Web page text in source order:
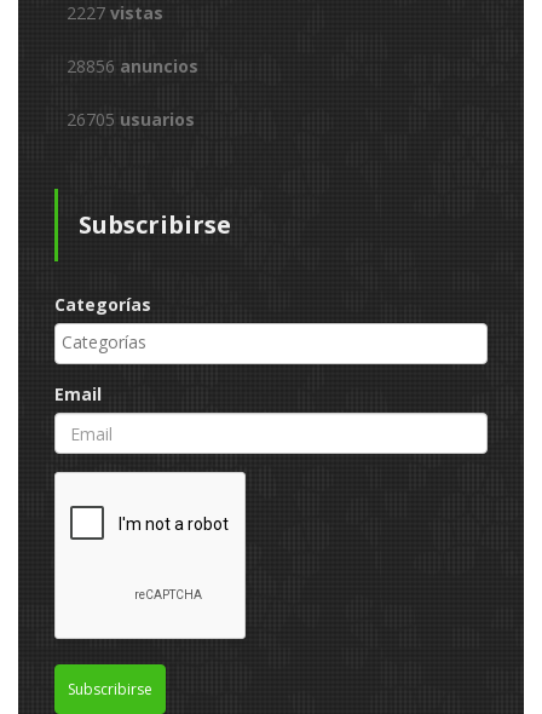
2227 vistas
28856 anuncios
26705 usuarios
Subscribirse
Categorías
Email
Subscribirse